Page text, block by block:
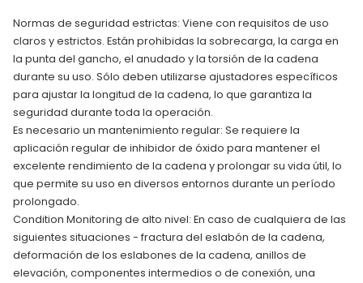
Normas de seguridad estrictas: Viene con requisitos de uso
claros y estrictos. Están prohibidas la sobrecarga, la carga en
la punta del gancho, el anudado y la torsión de la cadena
durante su uso. Sólo deben utilizarse ajustadores específicos
para ajustar la longitud de la cadena, lo que garantiza la
seguridad durante toda la operación.
Es necesario un mantenimiento regular: Se requiere la
aplicación regular de inhibidor de óxido para mantener el
excelente rendimiento de la cadena y prolongar su vida útil, lo
que permite su uso en diversos entornos durante un período
prolongado.
Condition Monitoring de alto nivel: En caso de cualquiera de las
siguientes situaciones - fractura del eslabón de la cadena,
deformación de los eslabones de la cadena, anillos de
elevación, componentes intermedios o de conexión, una